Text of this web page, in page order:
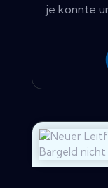
je könnte